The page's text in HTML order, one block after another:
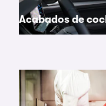
Acabados de